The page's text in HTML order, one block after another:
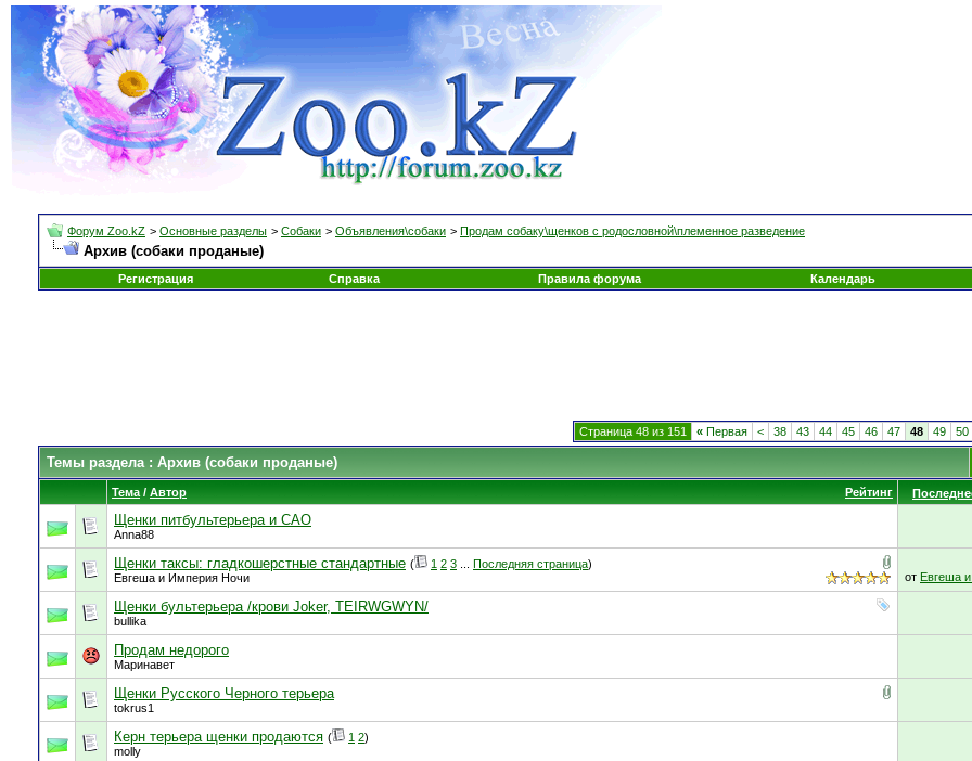
Форум Zoo.kZ > Основные разделы > Собаки > Объявления\собаки > Продам собаку\щенков с родословной\племенное разведение
Архив (собаки проданые)
Регистрация Справка Правила форума Календарь
Страница 48 из 151 « Первая < 38 43 44 45 46 47 48 49 50
Темы раздела: Архив (собаки проданые)
Рейтинг
Тема / Автор
Щенки питбультерьера и САО
Anna88
Щенки таксы: гладкошерстные стандартные ( 1 2 3 Последняя страница)
Евгеша и Империя Ночи
от Евгеша
Щенки бультерьера /крови Joker, TEIRWGWYN/
bullika
Продам недорого
Маринавет
Щенки Русского Черного терьера
tokrus1
Керн терьера щенки продаются ( 1 2)
molly